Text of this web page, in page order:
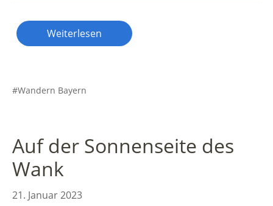
Weiterlesen
Wandern Bayern
Auf der Sonnenseite des
Wank
21. Januar 2023